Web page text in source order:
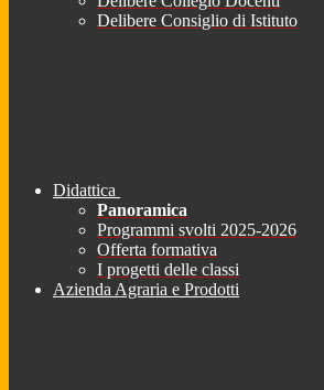
Delibere Consiglio di Istituto
Didattica
Panoramica
Programmi svolti 2025-2026
Offerta formativa
I progetti delle classi
Azienda Agraria e Prodotti